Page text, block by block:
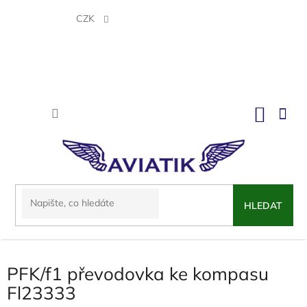
CZK
HLEDAT
PFK/f1 převodovka ke kompasu
Fl23333